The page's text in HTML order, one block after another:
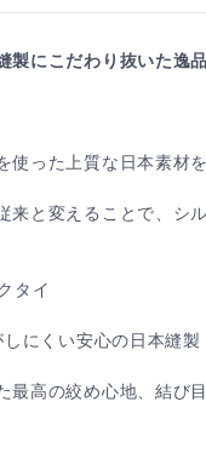
製にこだわり抜いた逸
使った上質な日本素材
来と変えることで、シ
タイ
にくい安心の日本縫製
最高の絞め心地、結び